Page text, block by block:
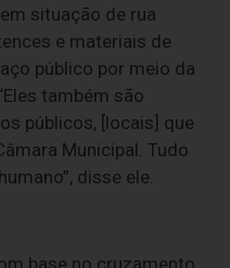
situação de rua
e materiais de
público por meio da
também são
públicos, [locais] que
Municipal. Tudo
disse ele.